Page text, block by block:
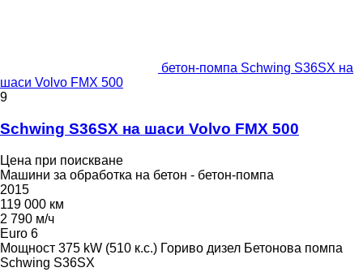
бетон-помпа Schwing S36SX на
шаси Volvo FMX 500
9
Schwing S36SX на шаси Volvo FMX 500
Цена при поискване
Машини за обработка на бетон - бетон-помпа
2015
119 000 км
2 790 м/ч
Euro 6
Мощност 375 kW (510 к.с.) Гориво дизел Бетонова помпа
Schwing S36SX